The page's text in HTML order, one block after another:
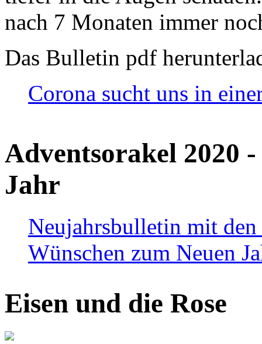
nach 7 Monaten immer
Das Bulletin pdf
Corona sucht uns in
Adventsorakel 2020
Jahr
Neujahrsbulletin mit den
Wünschen zum Neuen
Eisen und die Rose